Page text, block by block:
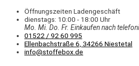
Öffnungszeiten Ladengeschäft
dienstags: 10:00 - 18:00 Uhr
Mo. Mi. Do. Fr. Einkaufennach
01522 / 92 60 995
Ellenbachstraße 6, 34266 Niestetal
info@stoffebox.de